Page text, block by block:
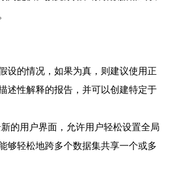
设的情况，如果为真，则建议使用正
述性解释的报告，并可以创建特定于
新的用户界面，允许用户轻松设置全局
够轻松地跨多个数据集共享一个或多